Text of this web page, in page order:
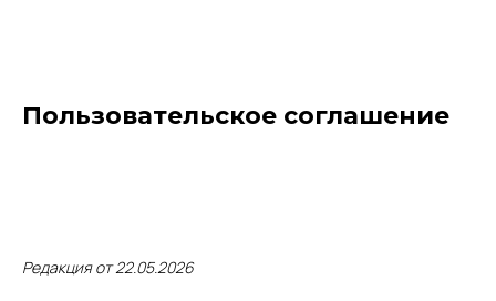
Пользовательское соглашение
Редакция от 22.05.2026